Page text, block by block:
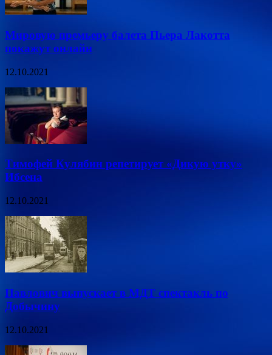
Мировую премьеру балета Пьера Лакотта
покажут онлайн
12.10.2021
Тимофей Кулябин репетирует «Дикую утку»
Ибсена
12.10.2021
Павлович выпускает в МДТ спектакль по
Добычину
12.10.2021